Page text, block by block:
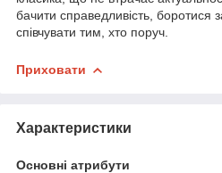
бачити справедливість, боротися
співчувати тим, хто поруч.
Приховати
Характеристики
Основні атрибути